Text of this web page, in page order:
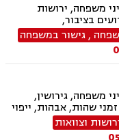
משפחה, ירושות
בציבור,
, מזונות,
אימוץ , חלוקת רכוש,
ניכור הורי, העברה
,גישור במשפחה
משפחה, גירושין,
שהות, אבהות, ייפוי
מזונות, חלוקת רכוש,
ממון, נישואים
וצוואות